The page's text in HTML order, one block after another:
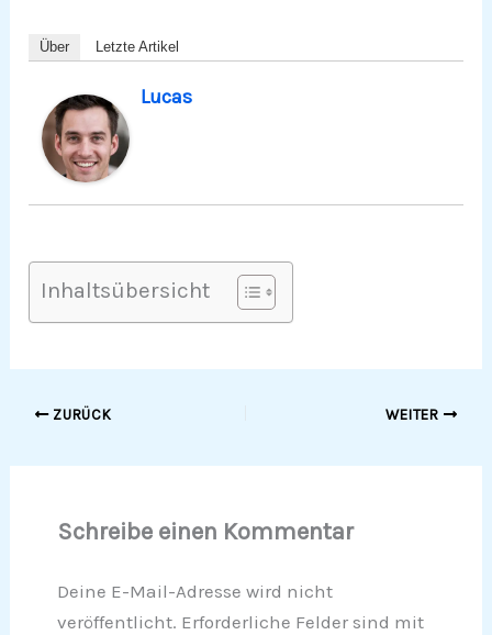
Über Letzte Artikel
Lucas
Inhaltsübersicht
ZURÜCK WEITER
Schreibe einen Kommentar
Deine E-Mail-Adresse wird nicht
veröffentlicht. Erforderliche Felder sind mit